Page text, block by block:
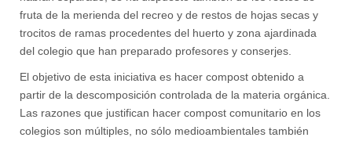
fruta de la merienda del recreo y de restos de hojas secas y
trocitos de ramas procedentes del huerto y zona ajardinada
del colegio que han preparado profesores y conserjes.
El objetivo de esta iniciativa es hacer compost obtenido a
partir de la descomposición controlada de la materia orgánica.
Las razones que justifican hacer compost comunitario en los
colegios son múltiples, no sólo medioambientales también